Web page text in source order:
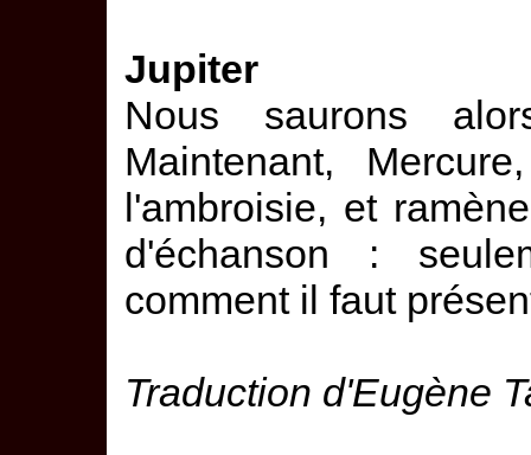
Jupiter
Nous saurons
Maintenant,
l'ambroisie, et
d'échanson :
comment il faut
Traduction d'Eugène